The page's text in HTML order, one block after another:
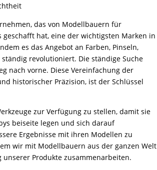
das von Modellbauern für
hat, eine der wichtigsten Marken in
es das Angebot an Farben, Pinseln,
revolutioniert. Die ständige Suche
nach vorne. Diese Vereinfachung der
historischer Präzision, ist der Schlüssel
zur Verfügung zu stellen, damit sie
beiseite legen und sich darauf
Ergebnisse mit ihren Modellen zu
wir mit Modellbauern aus der ganzen Welt
Produkte zusammenarbeiten.